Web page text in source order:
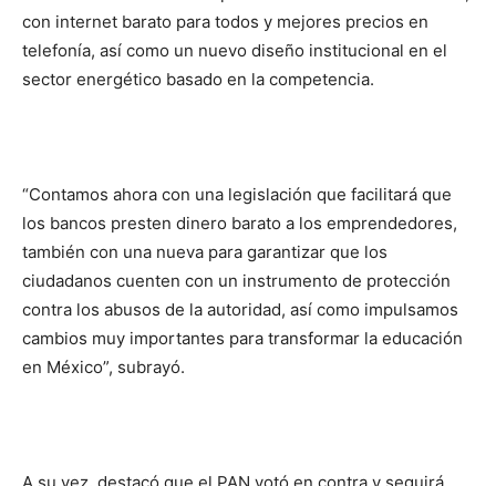
con internet barato para todos y mejores precios en
telefonía, así como un nuevo diseño institucional en el
sector energético basado en la competencia.
“Contamos ahora con una legislación que facilitará que
los bancos presten dinero barato a los emprendedores,
también con una nueva para garantizar que los
ciudadanos cuenten con un instrumento de protección
contra los abusos de la autoridad, así como impulsamos
cambios muy importantes para transformar la educación
en México”, subrayó.